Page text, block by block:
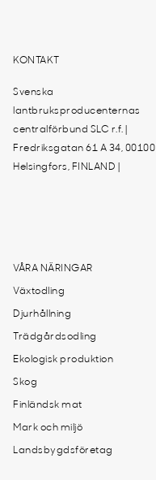
KONTAKT
Svenska
lantbruksproducenternas
centralförbund SLC r.f. |
Fredriksgatan 61 A 34, 00100
Helsingfors, FINLAND |
VÅRA NÄRINGAR
Växtodling
Djurhållning
Trädgårdsodling
Ekologisk produktion
Skog
Finländsk mat
Mark och miljö
Landsbygdsföretag